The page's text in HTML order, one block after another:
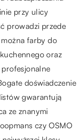
przy ulicy
prowadzi przede
farby do
oraz
doświadczenie
gwarantują
ze znanymi
czy OSMO